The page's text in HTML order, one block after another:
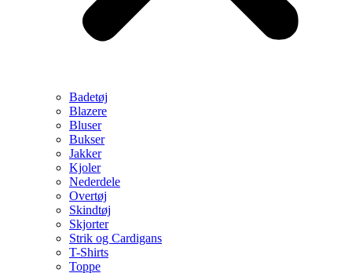
Badetøj
Blazere
Bluser
Bukser
Jakker
Kjoler
Nederdele
Overtøj
Skindtøj
Skjorter
Strik og Cardigans
T-Shirts
Toppe